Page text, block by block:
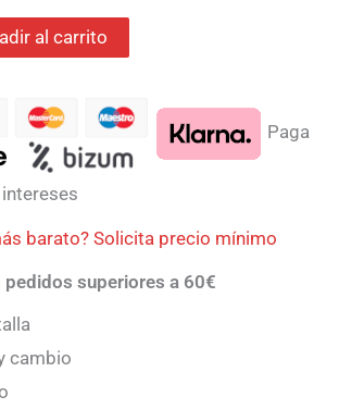
al carrito
Paga
barato? Solicita precio mínimo
pedidos superiores a 60€
cambio